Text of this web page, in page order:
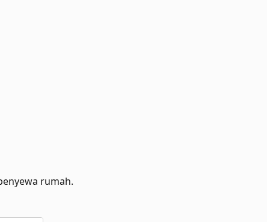
rumah.